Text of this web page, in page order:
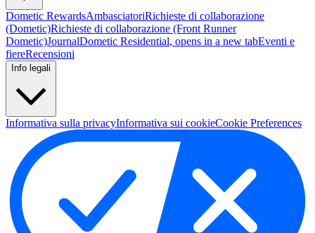
Dometic RewardsAmbasciatoriRichieste di collaborazione
(Dometic)Richieste di collaborazione (Front Runner
Dometic)JournalDometic Residential, opens in a new tabEventi e
fiereRecensioni
Info legali
Informativa sulla privacyInformativa sui cookieCookie Preferences